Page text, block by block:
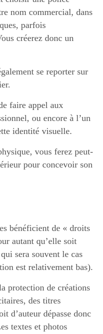
nom commercial, dans
parfois
créerez donc un
se reporter sur
faire appel aux
ou encore à l’un
identité visuelle.
vous ferez peut-
pour concevoir son
bénéficient de « droits
autant qu’elle soit
sera souvent le cas
est relativement bas).
protection de créations
des titres
d’auteur dépasse donc
textes et photos